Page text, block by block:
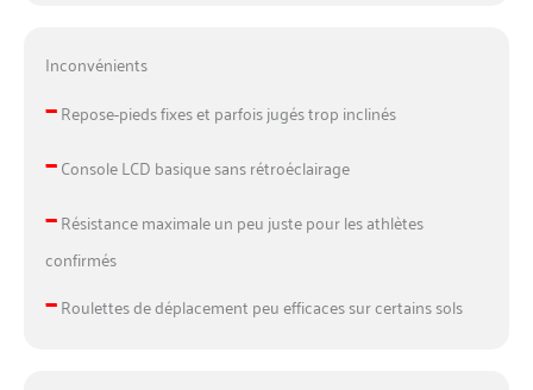
Inconvénients
–Repose-pieds fixes et parfois jugés trop inclinés
–Console LCD basique sans rétroéclairage
–Résistance maximale un peu juste pour les athlètes
confirmés
–Roulettes de déplacement peu efficaces sur certains sols